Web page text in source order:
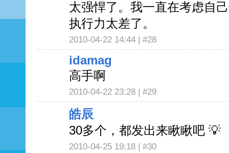
太强悍了。我一直在考虑自
执行力太差了。
2010-04-22 14:44 | #28
idamag
高手啊
2010-04-22 23:28 | #29
皓辰
30多个，都发出来瞅瞅吧 💡
2010-04-25 19:18 | #30